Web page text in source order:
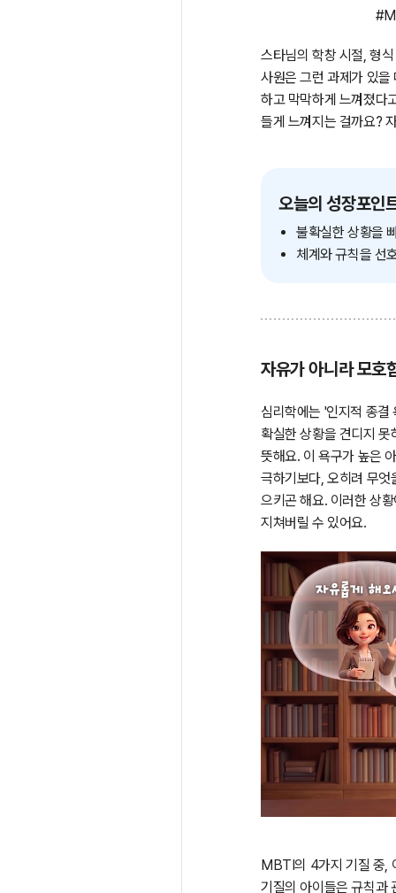
스타님의 학창 시절, 형
사원은 그런 과제가 있
하고 막막하게 느껴졌다
들게 느껴지는 걸까요?
오늘의 성장포인
불확실한 상황을
체계와 규칙을 선
자유가 아니라 모호
심리학에는 '인지적 종
확실한 상황을 견디지
뜻해요. 이 욕구가 높은
극하기보다, 오히려 무
으키곤 해요. 이러한 상
지쳐버릴 수 있어요.
MBTI의 4가지 기질 중,
기질의 아이들은 규칙과